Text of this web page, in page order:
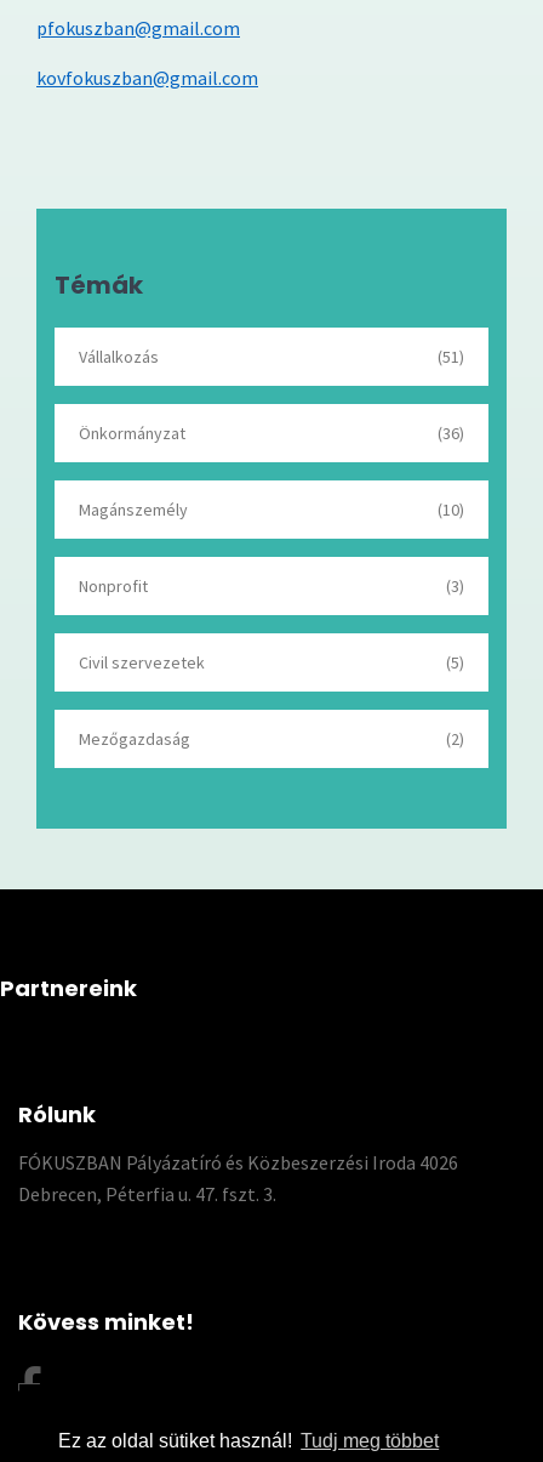
Ez az oldal sütiket használ! Tudj meg többet
pfokuszban@gmail.com
kovfokuszban@gmail.com
Témák
Vállalkozás (51)
Önkormányzat (36)
Magánszemély (10)
Nonprofit (3)
Civil szervezetek (5)
Mezőgazdaság (2)
Partnereink
Rólunk
FÓKUSZBAN Pályázatíró és Közbeszerzési Iroda 4026
Debrecen, Péterfia u. 47. fszt. 3.
Kövess minket!